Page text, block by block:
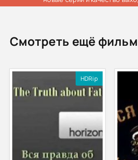
Смотреть ещё
HDRip